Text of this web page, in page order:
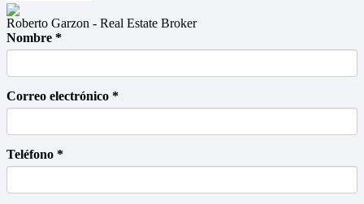
Roberto Garzon - Real Estate Broker
Nombre *
Correo electrónico *
Teléfono *